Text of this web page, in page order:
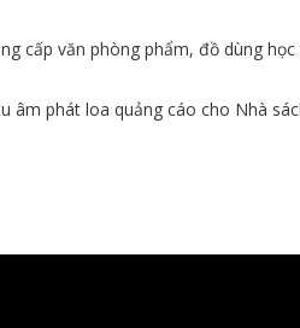
cấp văn phòng phẩm, đồ dùng
âm phát loa quảng cáo cho Nhà